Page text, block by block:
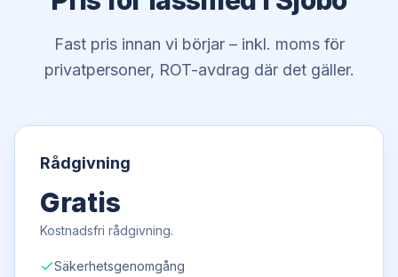
Fast pris innan vi börjar – inkl. moms för
privatpersoner, ROT-avdrag där det gäller.
Rådgivning
Gratis
Kostnadsfri rådgivning.
Säkerhetsgenomgång